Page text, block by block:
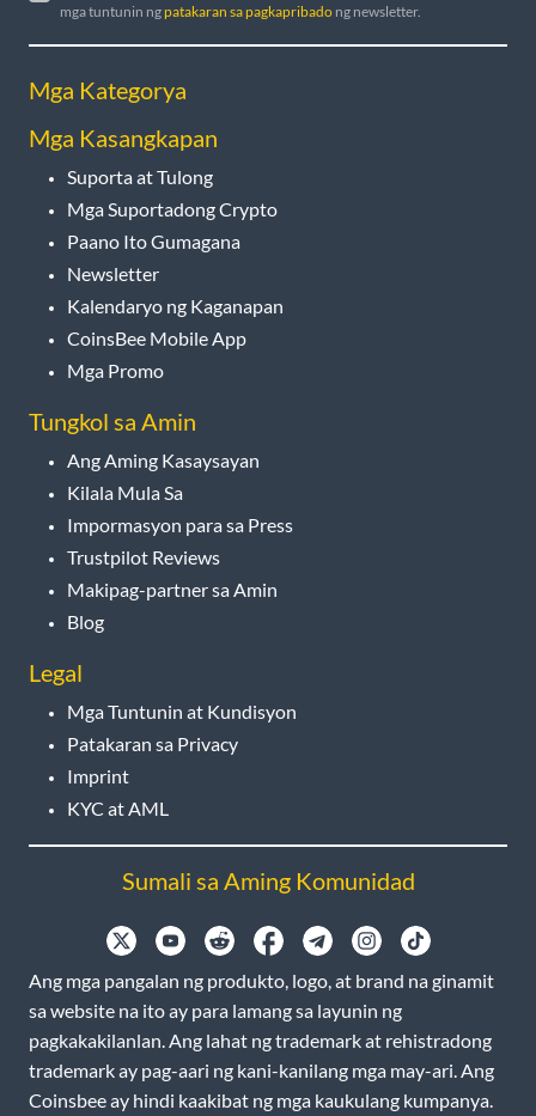
mga tuntunin ngpatakaran sa pagkapribado ng newsletter.
Mga Kategorya
Mga Kasangkapan
Suporta at Tulong
Mga Suportadong Crypto
Paano Ito Gumagana
Newsletter
Kalendaryo ng Kaganapan
CoinsBee Mobile App
Mga Promo
Tungkol sa Amin
Ang Aming Kasaysayan
Kilala Mula Sa
Impormasyon para sa Press
Trustpilot Reviews
Makipag-partner sa Amin
Blog
Legal
Mga Tuntunin at Kundisyon
Patakaran sa Privacy
Imprint
KYC at AML
Sumali sa Aming Komunidad
Ang mga pangalan ng produkto, logo, at brand na ginamit
sa website na ito ay para lamang sa layunin ng
pagkakakilanlan. Ang lahat ng trademark at rehistradong
trademark ay pag-aari ng kani-kanilang mga may-ari. Ang
Coinsbee ay hindi kaakibat ng mga kaukulang kumpanya.